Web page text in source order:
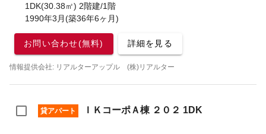
1DK(30.38㎡) 2階建/1階
1990年3月(築36年6ヶ月)
お問い合わせ(無料) 詳細を見る
情報提供会社: リアルターアップル (株)リアルター
貸アパート ＩＫコーポＡ棟 ２０２ 1DK